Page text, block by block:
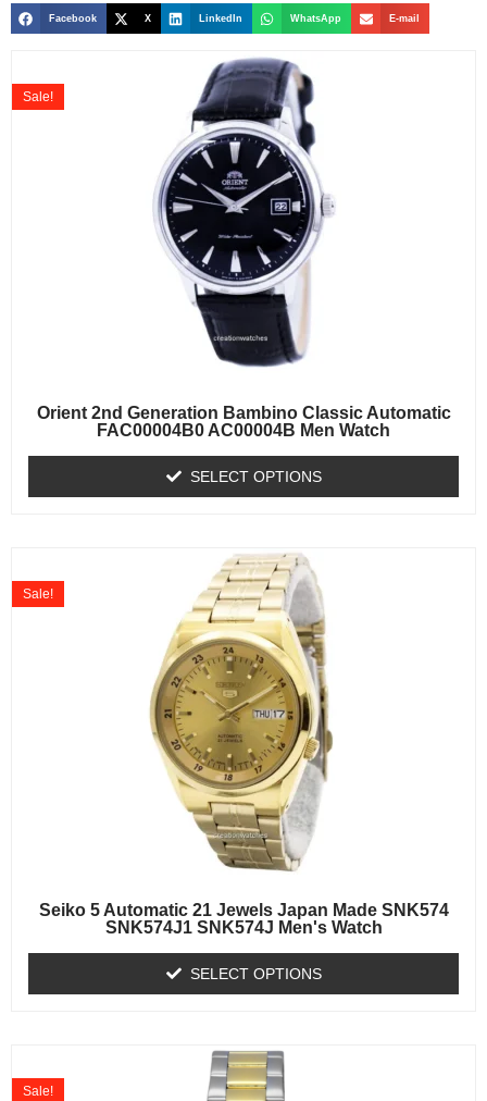
Facebook X LinkedIn WhatsApp E-mail
Orient 2nd Generation Bambino Classic Automatic
FAC00004B0 AC00004B Men Watch
Sale!
SELECT OPTIONS
Seiko 5 Automatic 21 Jewels Japan Made SNK574
SNK574J1 SNK574J Men's Watch
Sale!
SELECT OPTIONS
Sale!